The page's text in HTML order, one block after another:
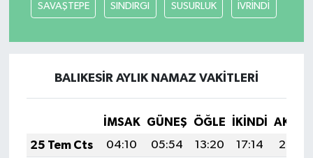
SAVAŞTEPE SINDIRGI SUSURLUK İVRİNDİ
BALIKESİR AYLIK NAMAZ VAKITLERI
İMSAK GÜNEŞ ÖĞLE İKINDI
25 Tem Cts
04:10 05:54 13:20 17:14
20:36